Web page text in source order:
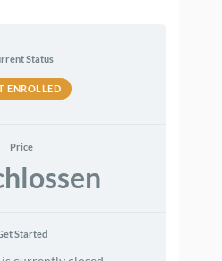
Status
ENROLLED
Price
Started